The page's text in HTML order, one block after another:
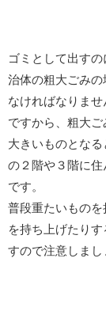
ゴミとして出す
治体の粗大ごみ
なければなりませ
ですから、粗大
大きいものとな
の２階や３階に
です。
普段重たいもの
を持ち上げたり
すので注意しまし